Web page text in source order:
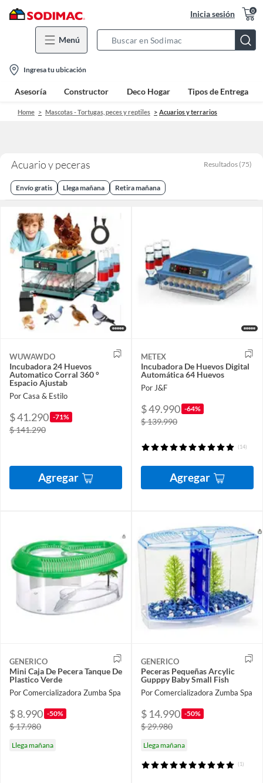
Inicia sesión 0
Menú
Bar
location-
icon
Ingresa tu ubicación
Asesoría Constructor Deco Hogar Tipos de Entrega
Home Mascotas - Tortugas, peces y reptiles Acuarios y terrarios
Acuario y peceras Resultados (75)
Envío gratis Llega mañana Retira mañana
WUWAWDO
Incubadora 24 Huevos
Automatico Corral 360 °
Espacio Ajustab
Por Casa & Estilo
$ 41.290 -71%
$ 141.290
Agregar
METEX
Incubadora De Huevos Digital
Automática 64 Huevos
Por J&F
$ 49.990 -64%
$ 139.990
(14)
Agregar
GENERICO
Mini Caja De Pecera Tanque De
Plastico Verde
Por Comercializadora Zumba Spa
$ 8.990 -50%
$ 17.980
Llega mañana
GENERICO
Peceras Pequeñas Arcylic
Gupppy Baby Small Fish
Por Comercializadora Zumba Spa
$ 14.990 -50%
$ 29.980
Llega mañana
(1)